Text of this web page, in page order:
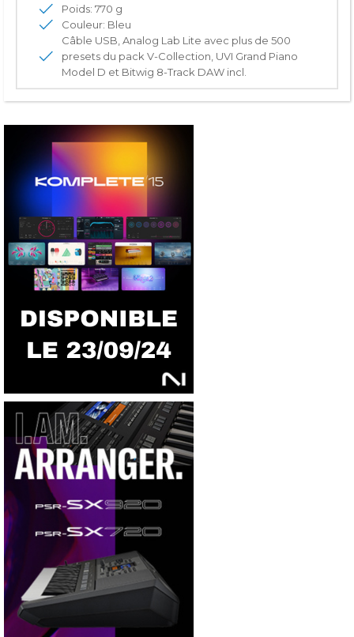
Poids: 770 g
Couleur: Bleu
Câble USB, Analog Lab Lite avec plus de 500
presets du pack V-Collection, UVI Grand Piano
Model D et Bitwig 8-Track DAW incl.